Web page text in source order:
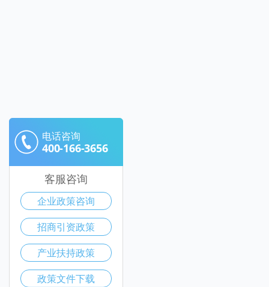
电话咨询
400-166-3656
客服咨询
企业政策咨询
招商引资政策
产业扶持政策
政策文件下载